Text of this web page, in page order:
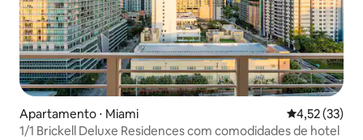
Apartamento ⋅ Miami 4,52 de uma
4,52 (33)
1/1 Brickell Deluxe Residences com comodidades de hotel